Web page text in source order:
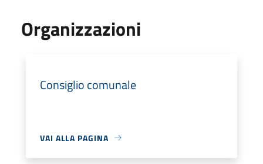
Organizzazioni
Consiglio comunale
VAI ALLA PAGINA